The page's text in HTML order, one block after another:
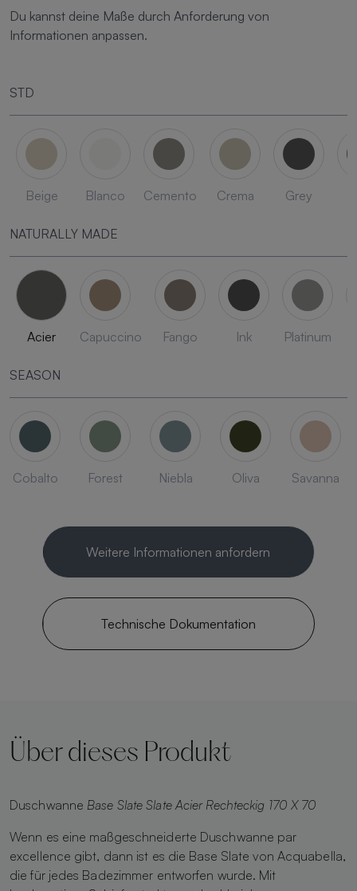
Du kannst deine Maße durch Anforderung von
Informationen anpassen.
STD
Beige Blanco Cemento Crema Grey
NATURALLY MADE
Acier Capuccino Fango Ink Platinum
SEASON
Cobalto Forest Niebla Oliva Savanna
Weitere Informationen anfordern
Technische Dokumentation
Über dieses Produkt
Duschwanne Base Slate Slate Acier Rechteckig 170 X 70
Wenn es eine maßgeschneiderte Duschwanne par
excellence gibt, dann ist es die Base Slate von Acquabella,
die für jedes Badezimmer entworfen wurde. Mit